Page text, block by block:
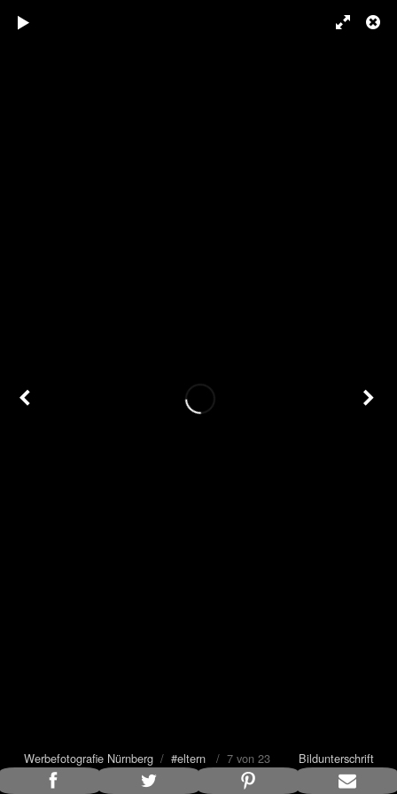
Werbefotografie Nürnberg/ #eltern/ 7 von 23 Bildunterschrift
anzeigen